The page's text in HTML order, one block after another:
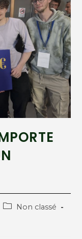
Non classé